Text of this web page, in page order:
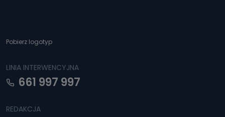
Pobierz logotyp
LINIA INTERWENCYJNA
661 997 997
REDAKCJA